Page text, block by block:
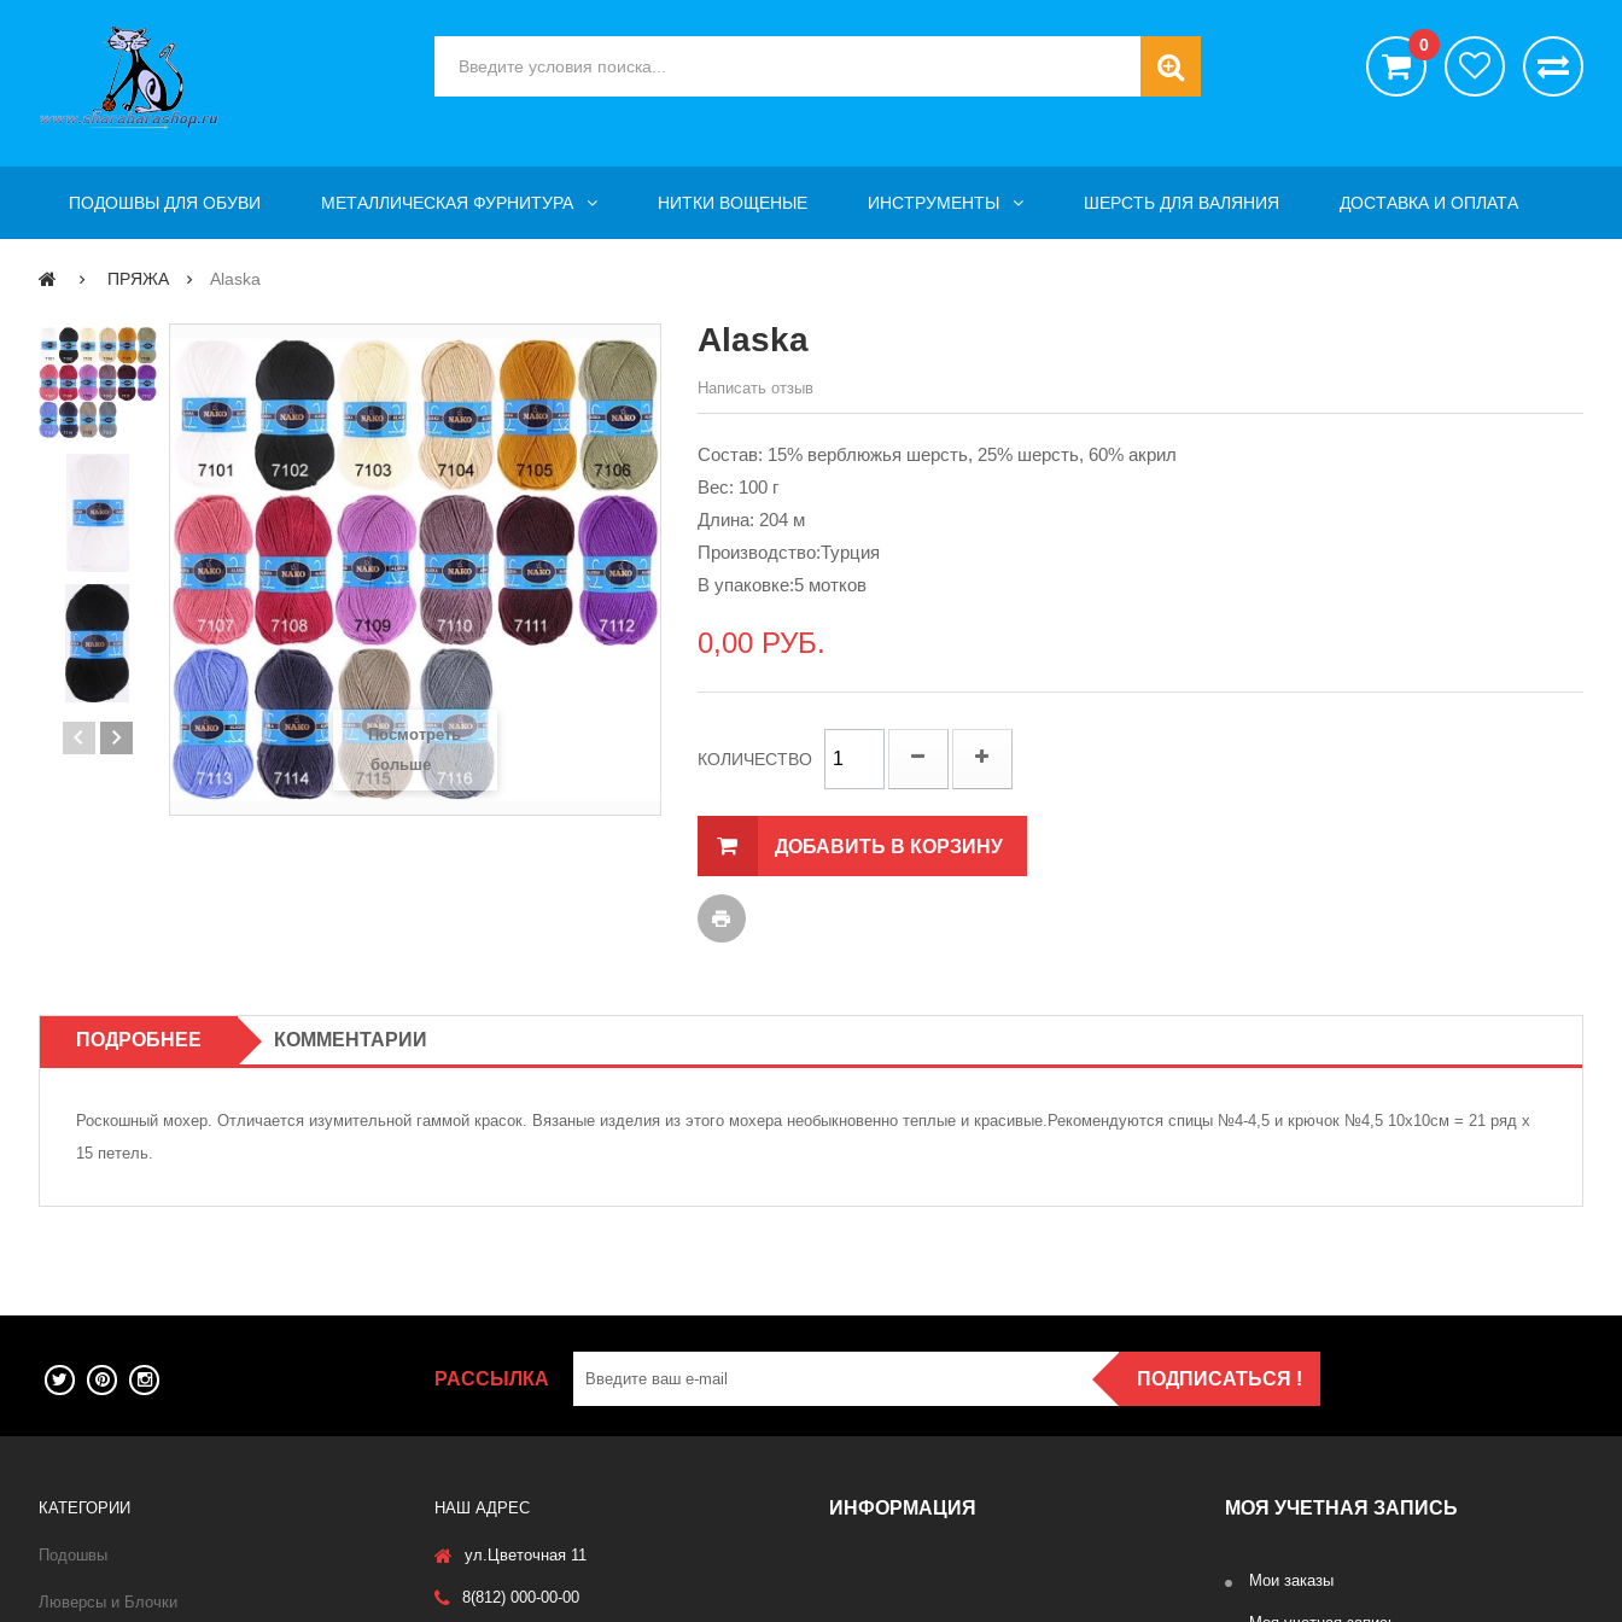
0
ПОДОШВЫ ДЛЯ ОБУВИ МЕТАЛЛИЧЕСКАЯ ФУРНИТУРА НИТКИ ВОЩЕНЫЕ ИНСТРУМЕНТЫ ШЕРСТЬ ДЛЯ ВАЛЯНИЯ ДОСТАВКА И ОПЛАТА
ПРЯЖА Alaska
Посмотреть
больше
Alaska
Написать отзыв
Состав: 15% верблюжья шерсть, 25% шерсть, 60% акрил
Вес: 100 г
Длина: 204 м
Производство:Турция
В упаковке:5 мотков
0,00 РУБ.
КОЛИЧЕСТВО
ДОБАВИТЬ В КОРЗИНУ
ПОДРОБНЕЕ КОММЕНТАРИИ
Роскошный мохер. Отличается изумительной гаммой красок. Вязаные изделия из этого мохера необыкновенно теплые и красивые.Рекомендуются спицы №4-4,5 и крючок №4,5 10х10см = 21 ряд х
15 петель.
РАССЫЛКА ПОДПИСАТЬСЯ !
КАТЕГОРИИ
Подошвы
Люверсы и Блочки
НАШ АДРЕС
ул.Цветочная 11
8(812) 000-00-00
ИНФОРМАЦИЯ МОЯ УЧЕТНАЯ ЗАПИСЬ
Мои заказы